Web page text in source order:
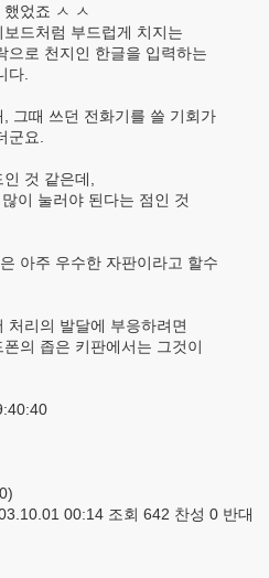
었죠 ㅅ ㅅ
드처럼 부드럽게 치지는
으로 천지인 한글을 입력하는
다.
그때 쓰던 전화기를 쓸 기회가
군요.
것 같은데,
이 눌러야 된다는 점인 것
아주 우수한 자판이라고 할수
처리의 발달에 부응하려면
의 좁은 키판에서는 그것이
00:14 조회 642 찬성 0 반대